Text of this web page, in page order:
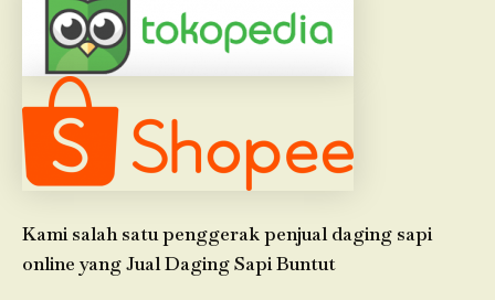
Kami salah satu penggerak penjual daging sapi
online yang Jual Daging Sapi Buntut